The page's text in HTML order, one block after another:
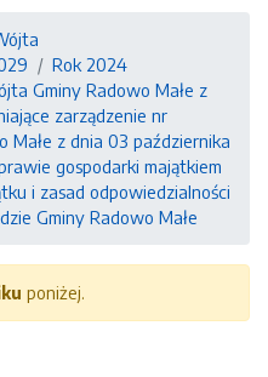
Rok 2024
Gminy Radowo Małe z
zarządzenie nr
Małe z dnia 03 października
gospodarki majątkiem
i zasad odpowiedzialności
Gminy Radowo Małe
poniżej.